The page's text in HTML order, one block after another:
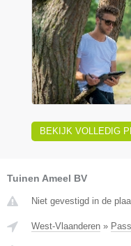
BEKIJK VOLLEDIG
Tuinen Ameel BV
Niet gevestigd in de
West-Vlaanderen »